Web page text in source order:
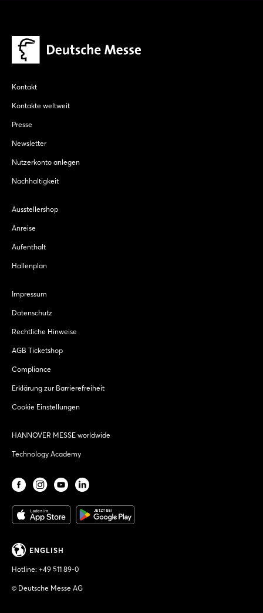
Kontakt
Kontakte weltweit
Presse
Newsletter
Nutzerkonto anlegen
Nachhaltigkeit
Ausstellershop
Anreise
Aufenthalt
Hallenplan
Impressum
Datenschutz
Rechtliche Hinweise
AGB Ticketshop
Compliance
Erklärung zur Barrierefreiheit
Cookie Einstellungen
HANNOVER MESSE worldwide
Technology Academy
ENGLISH
Hotline: +49 511 89-0
© Deutsche Messe AG